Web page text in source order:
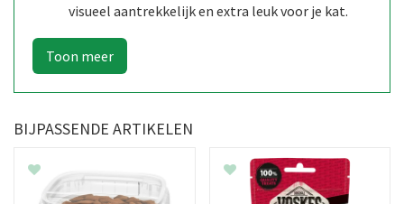
visueel aantrekkelijk en extra leuk voor je kat.
BIJPASSENDE ARTIKELEN